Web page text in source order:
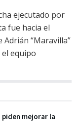
ejecutado por
fue hacia el
“Maravilla”
equipo
mejorar la